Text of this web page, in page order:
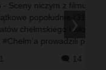
rozegrały się w
na drogach
Policjanci
za kierowcą
⌛ 1d
❤️ 0
❯